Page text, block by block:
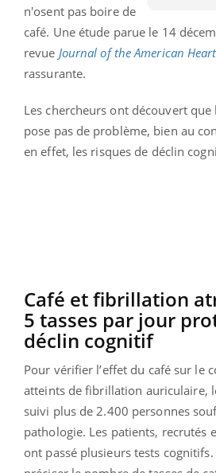
n'osent pas boire de
café. Une étude parue le 14
revue Journal of the American
rassurante.
Les chercheurs ont découvert
pose pas de problème, bien au
en effet, les risques de déclin
Café et fibrillation
5 tasses par jour
déclin cognitif
Pour vérifier l’effet du café sur le
atteints de fibrillation auriculaire,
suivi plus de 2.400 personnes
pathologie. Les patients, recrutés
ont passé plusieurs tests